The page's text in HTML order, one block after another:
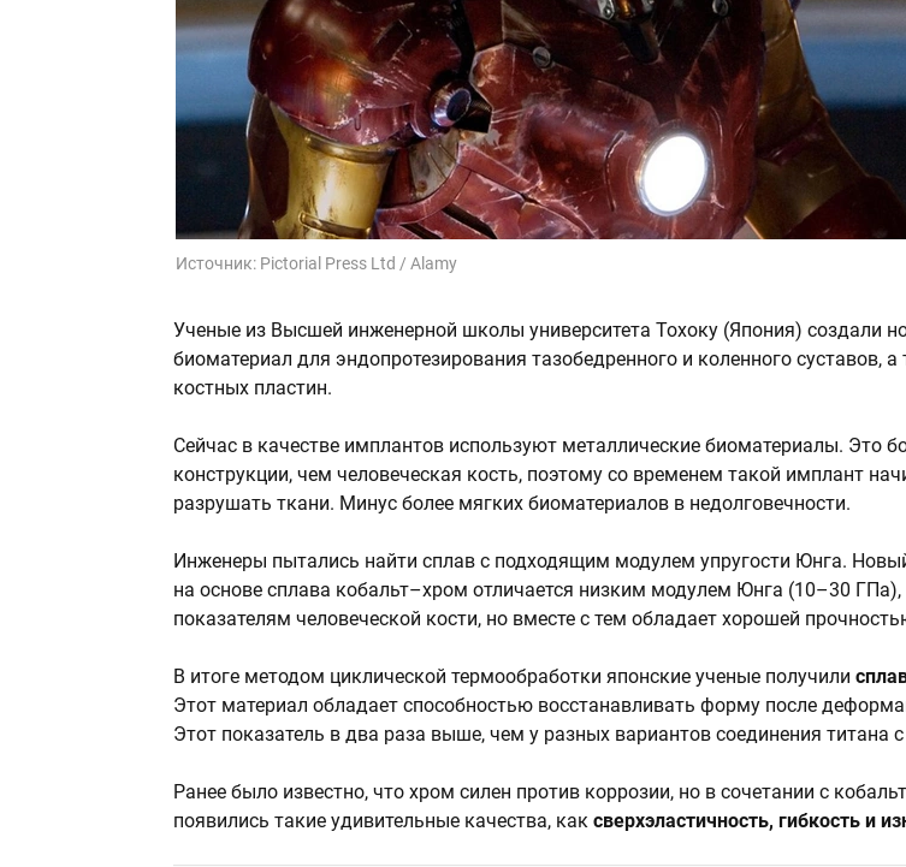
Источник: Pictorial Press Ltd / Alamy
Ученые из Высшей инженерной школы университета Тохоку (Япония) создали
биоматериал для эндопротезирования тазобедренного и коленного суставов,
костных пластин.
Сейчас в качестве имплантов используют металлические биоматериалы. Это
конструкции, чем человеческая кость, поэтому со временем такой имплант
разрушать ткани. Минус более мягких биоматериалов в недолговечности.
Инженеры пытались найти сплав с подходящим модулем упругости Юнга.
на основе сплава кобальт–хром отличается низким модулем Юнга (10–30
показателям человеческой кости, но вместе с тем обладает хорошей
В итоге методом циклической термообработки японские ученые получили
Этот материал обладает способностью восстанавливать форму после
Этот показатель в два раза выше, чем у разных вариантов соединения титана
Ранее было известно, что хром силен против коррозии, но в сочетании с
появились такие удивительные качества, как сверхэластичность, гибкость и